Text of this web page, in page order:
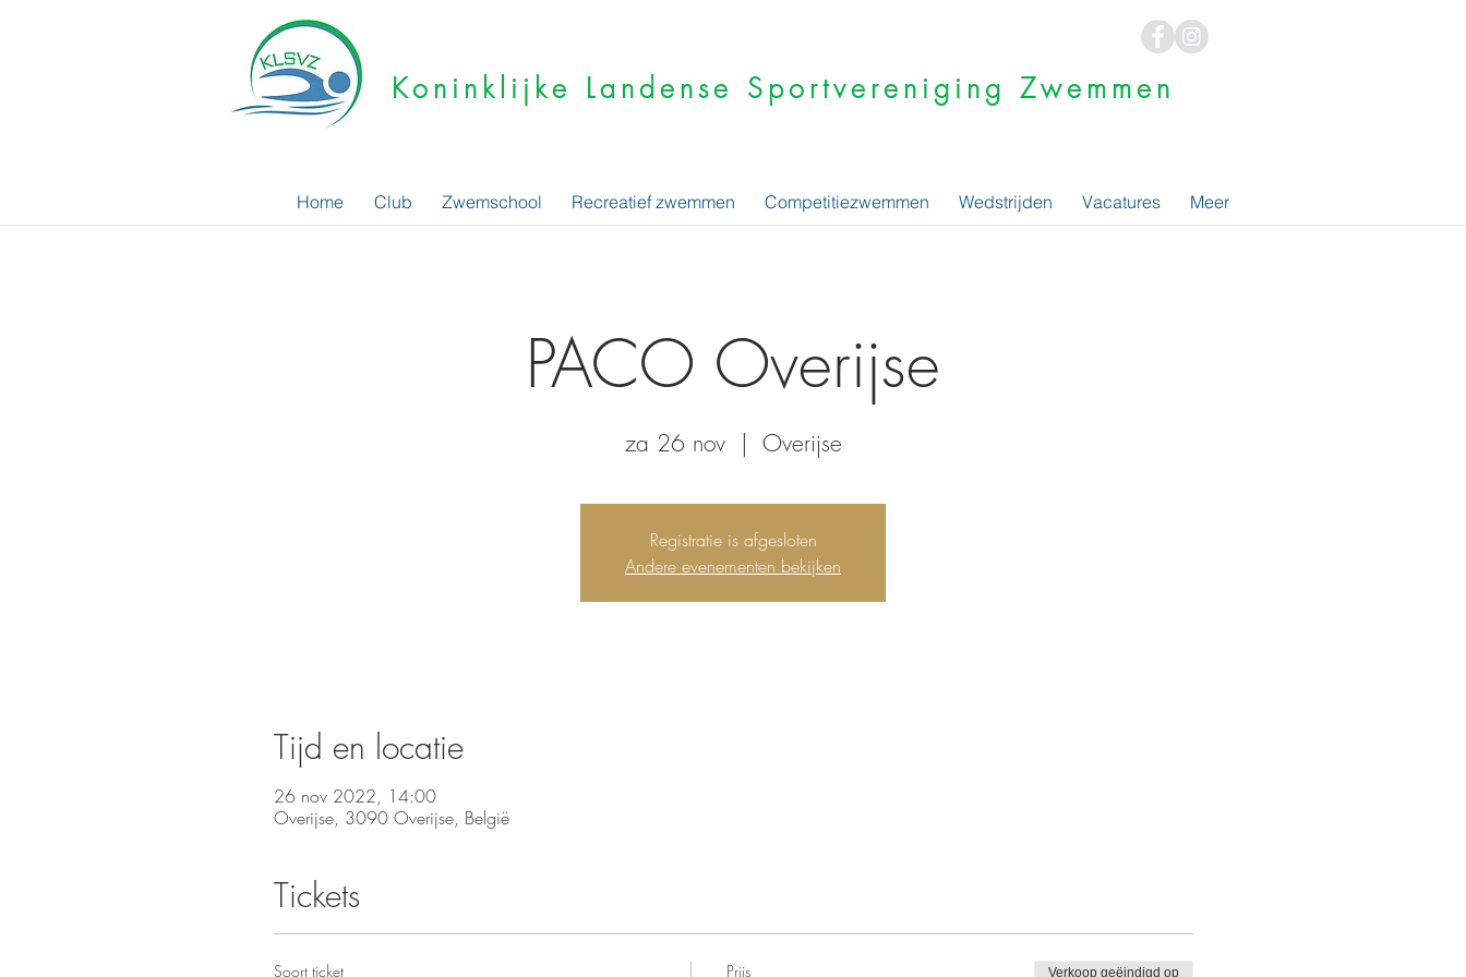
Koninklijke Landense Sportvereniging Zwemmen
Home Club Zwemschool Recreatief zwemmen Competitiezwemmen Wedstrijden Vacatures Meer
PACO Overijse
za 26 nov
  |
Overijse
Registratie is afgesloten
Andere evenementen bekijken
Tijd en locatie
26 nov 2022, 14:00
Overijse, 3090 Overijse, België
Tickets
Soort ticket Prijs Verkoop geëindigd op